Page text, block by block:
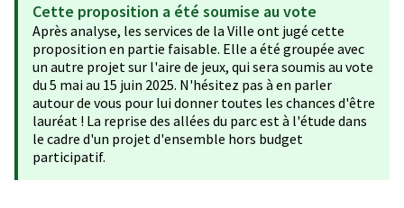
Cette proposition a été soumise au vote
Après analyse, les services de la Ville ont jugé cette
proposition en partie faisable. Elle a été groupée avec
un autre projet sur l'aire de jeux, qui sera soumis au vote
du 5 mai au 15 juin 2025. N'hésitez pas à en parler
autour de vous pour lui donner toutes les chances d'être
lauréat ! La reprise des allées du parc est à l'étude dans
le cadre d'un projet d'ensemble hors budget
participatif.